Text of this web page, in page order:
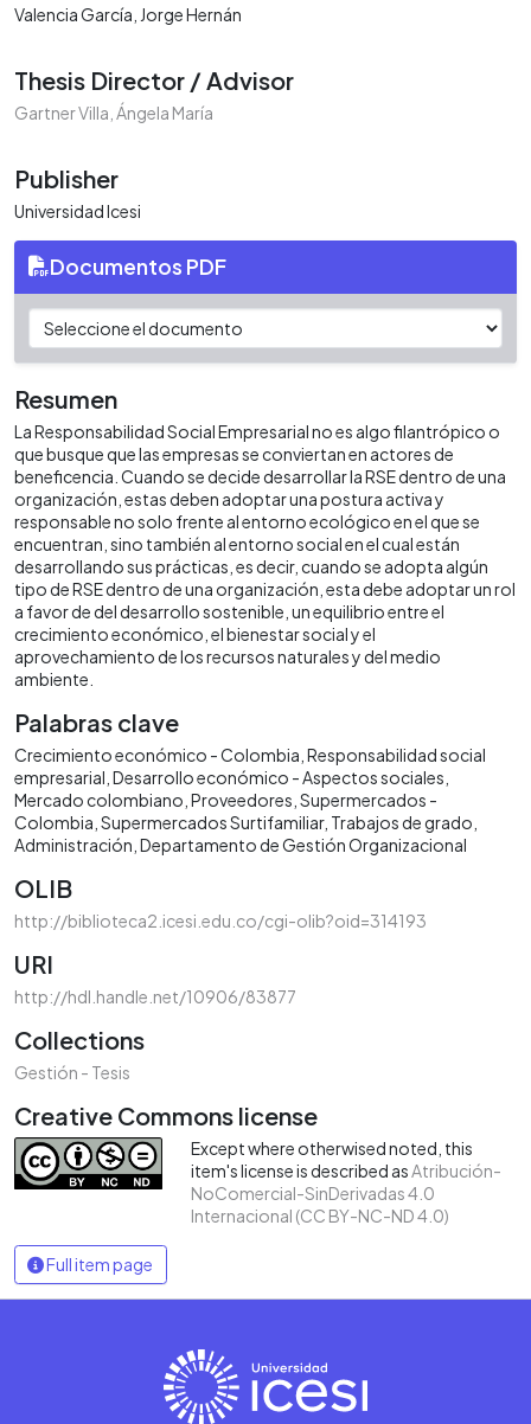
Valencia García, Jorge Hernán
Thesis Director / Advisor
Gartner Villa, Ángela María
Publisher
Universidad Icesi
Documentos PDF
Resumen
La Responsabilidad Social Empresarial no es algo filantrópico o
que busque que las empresas se conviertan en actores de
beneficencia. Cuando se decide desarrollar la RSE dentro de una
organización, estas deben adoptar una postura activa y
responsable no solo frente al entorno ecológico en el que se
encuentran, sino también al entorno social en el cual están
desarrollando sus prácticas, es decir, cuando se adopta algún
tipo de RSE dentro de una organización, esta debe adoptar un rol
a favor de del desarrollo sostenible, un equilibrio entre el
crecimiento económico, el bienestar social y el
aprovechamiento de los recursos naturales y del medio
ambiente.
Palabras clave
Crecimiento económico - Colombia Responsabilidad social
empresarial Desarrollo económico - Aspectos sociales
Mercado colombiano Proveedores Supermercados -
Colombia Supermercados Surtifamiliar Trabajos de grado
Administración Departamento de Gestión Organizacional
OLIB
http://biblioteca2.icesi.edu.co/cgi-olib?oid=314193
URI
http://hdl.handle.net/10906/83877
Collections
Gestión - Tesis
Creative Commons license
Except where otherwised noted, this
item's license is described asAtribución-
NoComercial-SinDerivadas 4.0
Internacional (CC BY-NC-ND 4.0)
Full item page